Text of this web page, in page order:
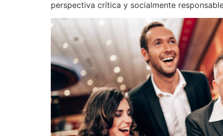
perspectiva crítica y socialmente